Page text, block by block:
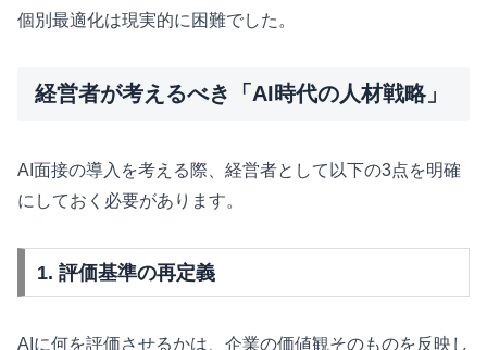
個別最適化は現実的に困難でした。
経営者が考えるべき「AI時代の人材戦略」
AI面接の導入を考える際、経営者として以下の3点を明確
にしておく必要があります。
1. 評価基準の再定義
AIに何を評価させるかは、企業の価値観そのものを反映し